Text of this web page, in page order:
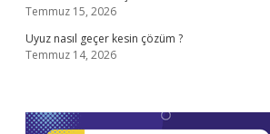
Temmuz 15, 2026
Uyuz nasıl geçer kesin çözüm ?
Temmuz 14, 2026